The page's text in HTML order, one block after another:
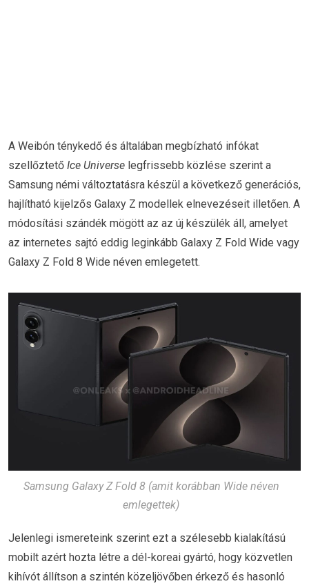
A Weibón ténykedő és általában megbízható infókat
szellőztető Ice Universe legfrissebb közlése szerint a
Samsung némi változtatásra készül a következő generációs,
hajlítható kijelzős Galaxy Z modellek elnevezéseit illetően. A
módosítási szándék mögött az az új készülék áll, amelyet
az internetes sajtó eddig leginkább Galaxy Z Fold Wide vagy
Galaxy Z Fold 8 Wide néven emlegetett.
Samsung Galaxy Z Fold 8 (amit korábban Wide néven
emlegettek)
Jelenlegi ismereteink szerint ezt a szélesebb kialakítású
mobilt azért hozta létre a dél-koreai gyártó, hogy közvetlen
kihívót állítson a szintén közeljövőben érkező és hasonló